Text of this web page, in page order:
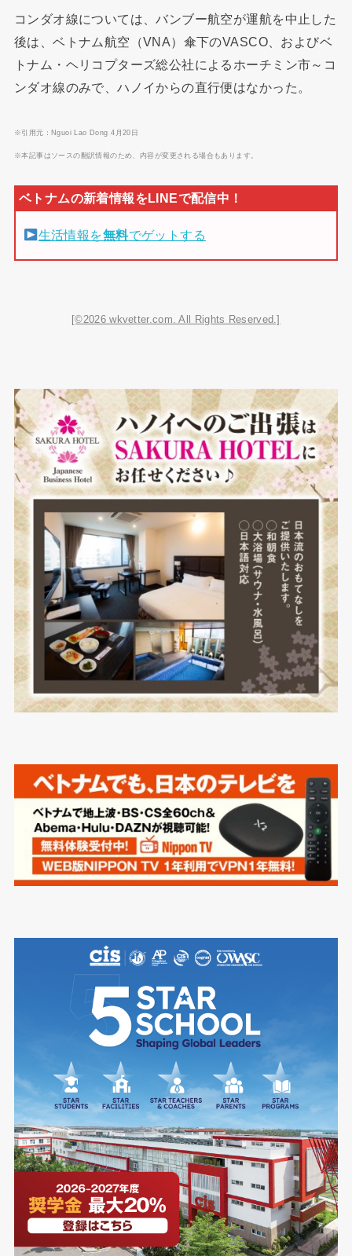
コンダオ線については、バンブー航空が運航を中止した
後は、ベトナム航空（VNA）傘下のVASCO、およびベ
トナム・ヘリコプターズ総公社によるホーチミン市～コ
ンダオ線のみで、ハノイからの直行便はなかった。
※引用元：Nguoi Lao Dong 4月20日
※本記事はソースの翻訳情報のため、内容が変更される場合もあります。
生活情報を無料でゲットする
[©2026 wkvetter.com. All Rights Reserved.]